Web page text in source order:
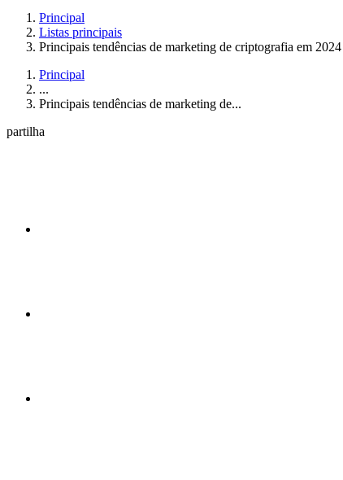
Principal
Listas principais
Principais tendências de marketing de criptografia em 2024
Principal
...
Principais tendências de marketing de...
partilha